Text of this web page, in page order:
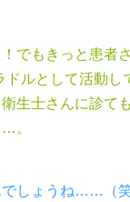
でもきっと患者
ドルとして活動し
生士さんに診て
。
でしょうね……（